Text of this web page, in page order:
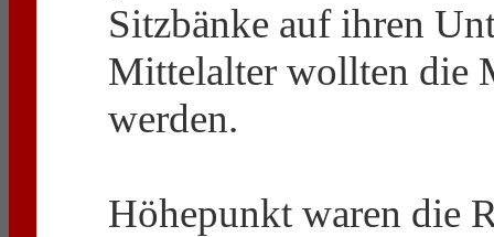
Sitzbänke auf ihren
Mittelalter wollten die
werden.
Höhepunkt waren die